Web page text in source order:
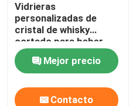
Vidrieras
personalizadas de
cristal de whisky
cortado para beber
jugo de frutas
Mejor precio
Contacto